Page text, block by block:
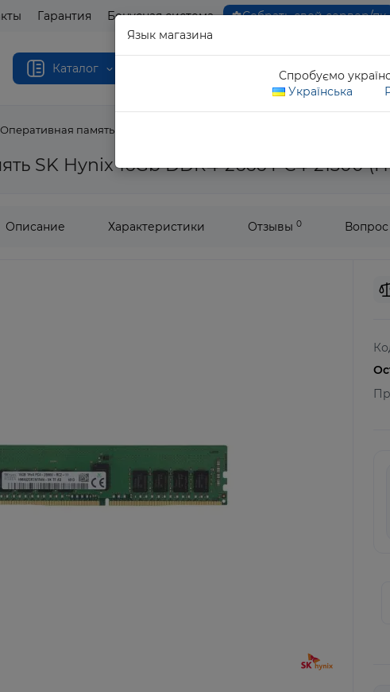
Гарантия Бонусная система Собрать свой сервер/пк
Каталог
Оперативная память Оперативная память Hynix 16Gb DDR4-2666
SK Hynix 16Gb DDR4-2666 PC4-21300
Язык магазина
Спробуємо
Українська
Описание Характеристики Отзывы 0 Вопрос